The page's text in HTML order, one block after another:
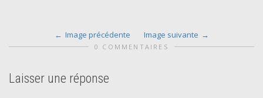
Image précédente Image suivante
0 COMMENTAIRES
Laisser une réponse